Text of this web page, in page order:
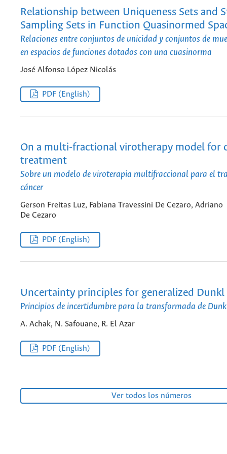
Relationship between Uniqueness Sets and
Sampling Sets in Function Quasinormed
Relaciones entre conjuntos de unicidad y conjuntos de
en espacios de funciones dotados con una cuasinorma
José Alfonso López Nicolás
PDF (English)
On a multi-fractional virotherapy model for
treatment
Sobre un modelo de viroterapia multifraccional para el
cáncer
Gerson Freitas Luz, Fabiana Travessini De Cezaro, Adriano
De Cezaro
PDF (English)
Uncertainty principles for generalized
Principios de incertidumbre para la transformada de
A. Achak, N. Safouane, R. El Azar
PDF (English)
Ver todos los números